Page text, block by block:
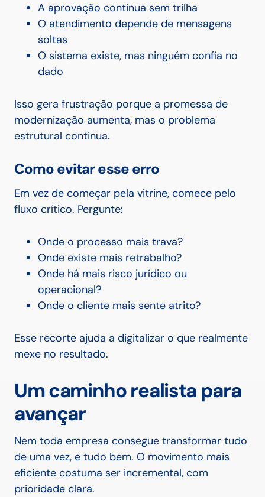
A aprovação continua sem trilha
O atendimento depende de mensagens
soltas
O sistema existe, mas ninguém confia no
dado
Isso gera frustração porque a promessa de
modernização aumenta, mas o problema
estrutural continua.
Como evitar esse erro
Em vez de começar pela vitrine, comece pelo
fluxo crítico. Pergunte:
Onde o processo mais trava?
Onde existe mais retrabalho?
Onde há mais risco jurídico ou
operacional?
Onde o cliente mais sente atrito?
Esse recorte ajuda a digitalizar o que realmente
mexe no resultado.
Um caminho realista para
avançar
Nem toda empresa consegue transformar tudo
de uma vez, e tudo bem. O movimento mais
eficiente costuma ser incremental, com
prioridade clara.